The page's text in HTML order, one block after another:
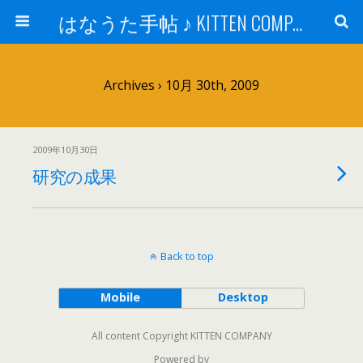
はなうた手帖 ♪ KITTEN COMPANY
Archives › 10月 30th, 2009
2009年10月30日
研究の成果
Back to top
Mobile Desktop
All content Copyright KITTEN COMPANY
Powered by